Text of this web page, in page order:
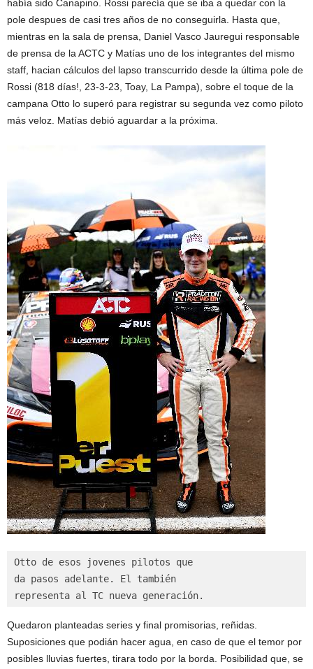
había sido Canapino. Rossi parecía que se iba a quedar con la
pole despues de casi tres años de no conseguirla. Hasta que,
mientras en la sala de prensa, Daniel Vasco Jauregui responsable
de prensa de la ACTC y Matías uno de los integrantes del mismo
staff, hacian cálculos del lapso transcurrido desde la última pole de
Rossi (818 días!, 23-3-23, Toay, La Pampa), sobre el toque de la
campana Otto lo superó para registrar su segunda vez como piloto
más veloz. Matías debió aguardar a la próxima.
Otto de esos jovenes pilotos que
da pasos adelante. El también
representa al TC nueva generación.
Quedaron planteadas series y final promisorias, reñidas.
Suposiciones que podián hacer agua, en caso de que el temor por
posibles lluvias fuertes, tirara todo por la borda. Posibilidad que, se